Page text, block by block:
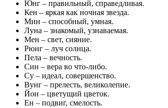
Юнг – правильный, справедливая.
Кен – яркая как ночная звезда.
Мин – способный, умная.
Луна – знакомый, узнаваемая.
Мен – свет, сияние.
Рюнг – луч солнца.
Пела – вечность.
Син – вера во что-либо.
Су – идеал, совершенство.
Вунг – прелесть, великолепие.
Йон – цветущий цветок.
Ен – подвиг, смелость.